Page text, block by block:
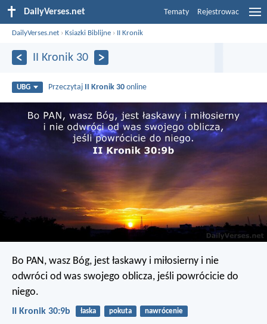
DailyVerses.net Tematy Rejestrowac
DailyVerses.net ›Ksiazki Biblijne › II Kronik
II Kronik 30
UBG Przeczytaj II Kronik 30 online
Bo PAN, wasz Bóg, jest łaskawy i miłosierny i nie
odwróci od was swojego oblicza, jeśli powrócicie do
niego.
II Kronik 30:9b łaska pokuta nawrócenie